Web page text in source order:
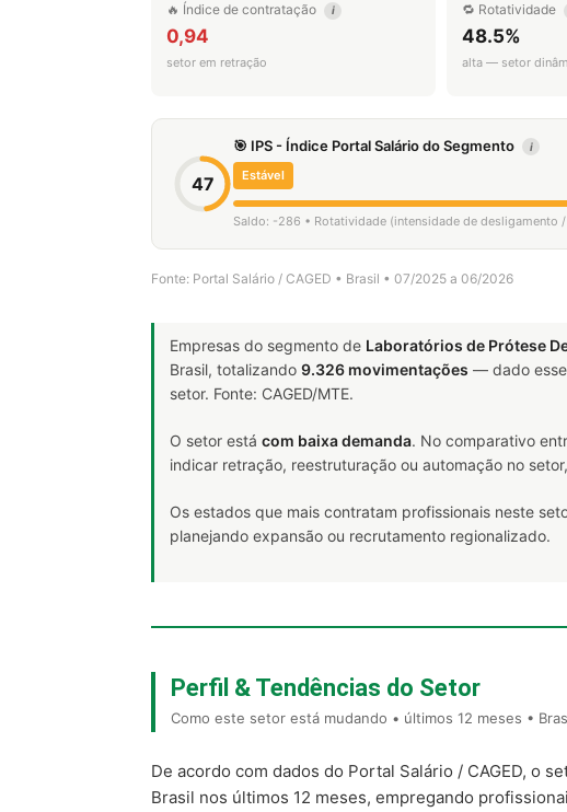
🔥 Índice de contratação i
0,94
setor em retração
🔁 Rotatividade
48.5%
alta — setor
47
🎯 IPS - Índice Portal Salário do Segmento i
Estável
Saldo: -286 • Rotatividade (intensidade de desligamento
Fonte: Portal Salário / CAGED • Brasil • 07/2025 a 06/2026
Empresas do segmento de Laboratórios de Prótese
Brasil, totalizando 9.326 movimentações — dado
setor. Fonte: CAGED/MTE.
O setor está com baixa demanda. No comparativo
indicar retração, reestruturação ou automação no
Os estados que mais contratam profissionais neste
planejando expansão ou recrutamento regionalizado.
Perfil & Tendências do Setor
Como este setor está mudando • últimos 12 meses •
De acordo com dados do Portal Salário / CAGED, o
Brasil nos últimos 12 meses, empregando